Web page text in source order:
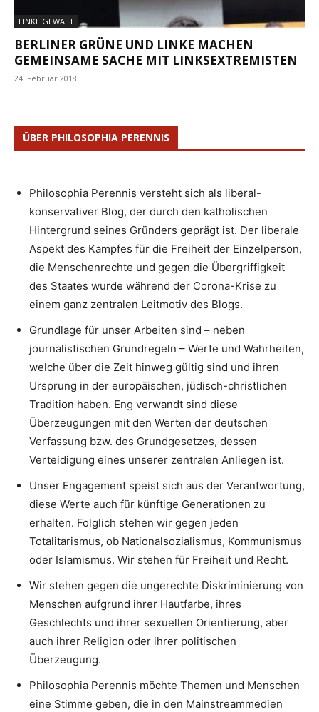
LINKE GEWALT
BERLINER GRÜNE UND LINKE MACHEN
GEMEINSAME SACHE MIT LINKSEXTREMISTEN
24. Februar 2018
ÜBER PHILOSOPHIA PERENNIS
Philosophia Perennis versteht sich als liberal-
konservativer Blog, der durch den katholischen
Hintergrund seines Gründers geprägt ist. Der liberale
Aspekt des Kampfes für die Freiheit der Einzelperson,
die Menschenrechte und gegen die Übergriffigkeit
des Staates wurde während der Corona-Krise zu
einem ganz zentralen Leitmotiv des Blogs.
Grundlage für unser Arbeiten sind – neben
journalistischen Grundregeln – Werte und Wahrheiten,
welche über die Zeit hinweg gültig sind und ihren
Ursprung in der europäischen, jüdisch-christlichen
Tradition haben. Eng verwandt sind diese
Überzeugungen mit den Werten der deutschen
Verfassung bzw. des Grundgesetzes, dessen
Verteidigung eines unserer zentralen Anliegen ist.
Unser Engagement speist sich aus der Verantwortung,
diese Werte auch für künftige Generationen zu
erhalten. Folglich stehen wir gegen jeden
Totalitarismus, ob Nationalsozialismus, Kommunismus
oder Islamismus. Wir stehen für Freiheit und Recht.
Wir stehen gegen die ungerechte Diskriminierung von
Menschen aufgrund ihrer Hautfarbe, ihres
Geschlechts und ihrer sexuellen Orientierung, aber
auch ihrer Religion oder ihrer politischen
Überzeugung.
Philosophia Perennis möchte Themen und Menschen
eine Stimme geben, die in den Mainstreammedien